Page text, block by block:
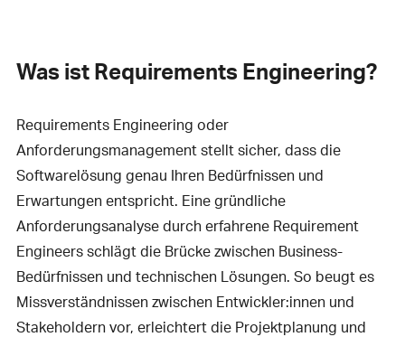
Was ist Requirements Engineering?
Requirements Engineering oder
Anforderungsmanagement stellt sicher, dass die
Softwarelösung genau Ihren Bedürfnissen und
Erwartungen entspricht. Eine gründliche
Anforderungsanalyse durch erfahrene Requirement
Engineers schlägt die Brücke zwischen Business-
Bedürfnissen und technischen Lösungen. So beugt es
Missverständnissen zwischen Entwickler:innen und
Stakeholdern vor, erleichtert die Projektplanung und